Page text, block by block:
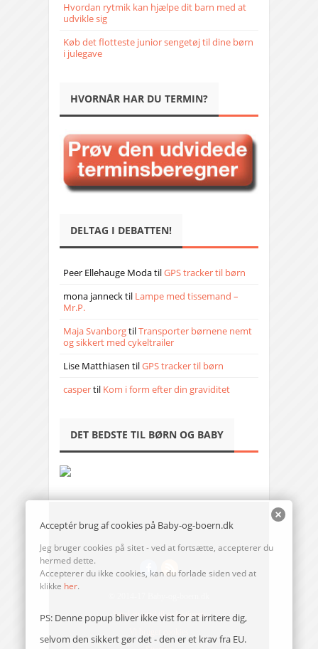
Hvordan rytmik kan hjælpe dit barn med at
udvikle sig
Køb det flotteste junior sengetøj til dine børn
i julegave
HVORNÅR HAR DU TERMIN?
DELTAG I DEBATTEN!
Peer Ellehauge ModatilGPS tracker til børn
mona jannecktil Lampe med tissemand –
Mr.P.
Maja SvanborgtilTransporter børnene nemt
og sikkert med cykeltrailer
Lise Matthiasen tilGPS tracker til børn
caspertil Kom i form efter din graviditet
DET BEDSTE TIL BØRN OG BABY
Send en mail til redaktionen
Acceptér brug af cookies på Baby-og-boern.dk
Jeg bruger cookies på sitet - ved at fortsætte, accepterer du
hermed dette.
Accepterer du ikke cookies, kan du forlade siden ved at
klikke her.
PS: Denne popup bliver ikke vist for at irritere dig,
selvom den sikkert gør det - den er et krav fra EU.